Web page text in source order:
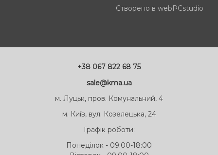
Створено в webPCstudio
+38 067 822 68 75
sale@kma.ua
м. Луцьк, пров. Комунальний, 4
м. Київ, вул. Козелецька, 24
Графік роботи:
Понеділок - 09:00-18:00